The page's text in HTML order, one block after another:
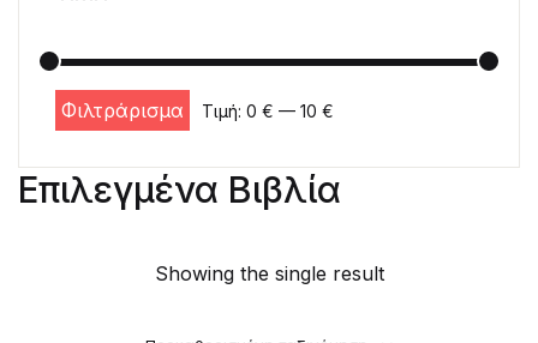
Επιλεγμένα Βιβλία
Showing the single result
Ελάχιστη τιμή
Μέγιστη τιμή
Φιλτράρισμα Τιμή: 0 € — 10 €